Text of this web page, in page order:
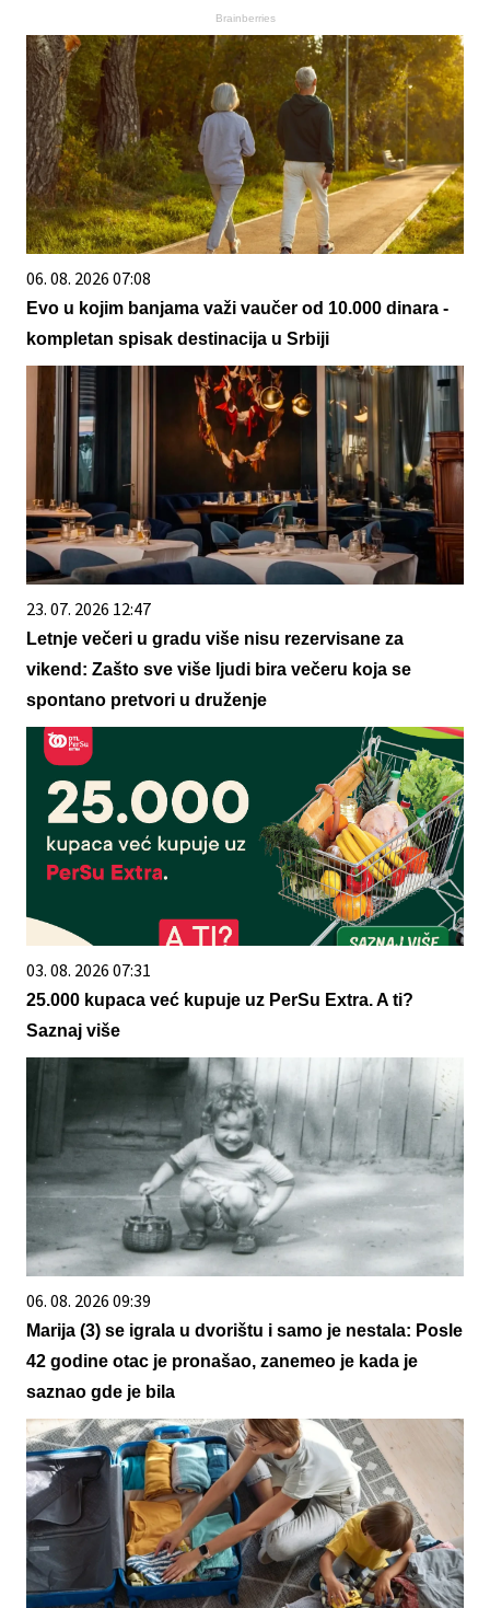
Brainberries
06. 08. 2026 07:08
Evo u kojim banjama važi vaučer od 10.000 dinara -
kompletan spisak destinacija u Srbiji
23. 07. 2026 12:47
Letnje večeri u gradu više nisu rezervisane za
vikend: Zašto sve više ljudi bira večeru koja se
spontano pretvori u druženje
03. 08. 2026 07:31
25.000 kupaca već kupuje uz PerSu Extra. A ti?
Saznaj više
06. 08. 2026 09:39
Marija (3) se igrala u dvorištu i samo je nestala: Posle
42 godine otac je pronašao, zanemeo je kada je
saznao gde je bila